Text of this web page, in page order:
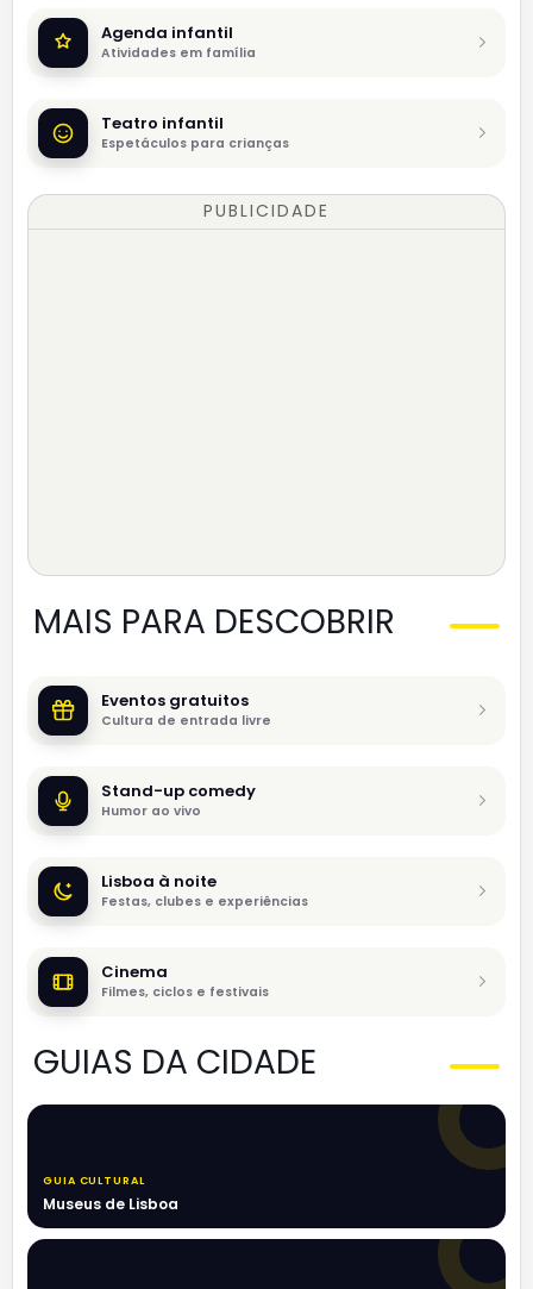
Agenda infantil
Atividades em família
Teatro infantil
Espetáculos para crianças
PUBLICIDADE
MAIS PARA DESCOBRIR
Eventos gratuitos
Cultura de entrada livre
Stand-up comedy
Humor ao vivo
Lisboa à noite
Festas, clubes e experiências
Cinema
Filmes, ciclos e festivais
GUIAS DA CIDADE
GUIA CULTURAL
Museus de Lisboa